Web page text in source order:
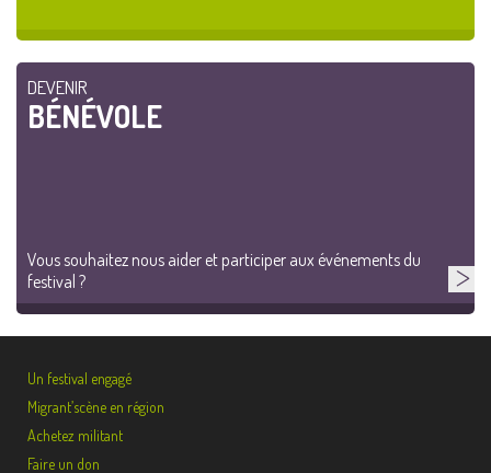
DEVENIR
BÉNÉVOLE
Vous souhaitez nous aider et participer aux événements du
festival ?
Un festival engagé
Migrant’scène en région
Achetez militant
Faire un don